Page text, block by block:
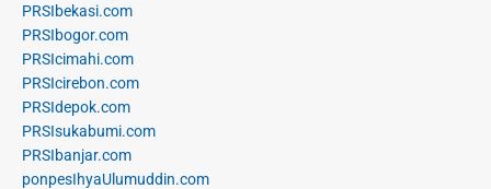
PRSIbekasi.com
PRSIbogor.com
PRSIcimahi.com
PRSIcirebon.com
PRSIdepok.com
PRSIsukabumi.com
PRSIbanjar.com
ponpesIhyaUlumuddin.com